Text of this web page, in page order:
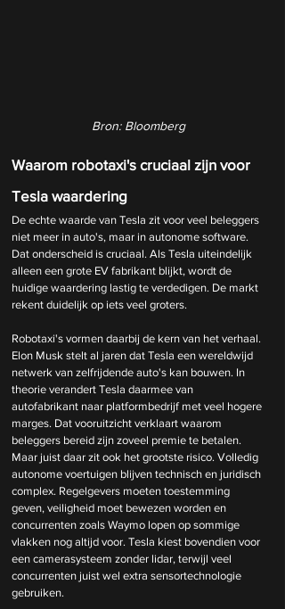
Bron: Bloomberg
Waarom robotaxi's cruciaal zijn voor
Tesla waardering
De echte waarde van Tesla zit voor veel beleggers
niet meer in auto's, maar in autonome software.
Dat onderscheid is cruciaal. Als Tesla uiteindelijk
alleen een grote EV fabrikant blijkt, wordt de
huidige waardering lastig te verdedigen. De markt
rekent duidelijk op iets veel groters.
Robotaxi's vormen daarbij de kern van het verhaal.
Elon Musk stelt al jaren dat Tesla een wereldwijd
netwerk van zelfrijdende auto's kan bouwen. In
theorie verandert Tesla daarmee van
autofabrikant naar platformbedrijf met veel hogere
marges. Dat vooruitzicht verklaart waarom
beleggers bereid zijn zoveel premie te betalen.
Maar juist daar zit ook het grootste risico. Volledig
autonome voertuigen blijven technisch en juridisch
complex. Regelgevers moeten toestemming
geven, veiligheid moet bewezen worden en
concurrenten zoals Waymo lopen op sommige
vlakken nog altijd voor. Tesla kiest bovendien voor
een camerasysteem zonder lidar, terwijl veel
concurrenten juist wel extra sensortechnologie
gebruiken.